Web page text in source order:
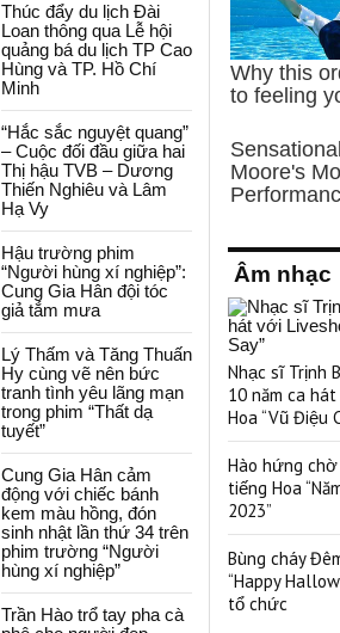
Thúc đẩy du lịch Đài
Loan thông qua Lễ hội
quảng bá du lịch TP Cao
Hùng và TP. Hồ Chí
Minh
“Hắc sắc nguyệt quang”
– Cuộc đối đầu giữa hai
Thị hậu TVB – Dương
Thiến Nghiêu và Lâm
Hạ Vy
Hậu trường phim
“Người hùng xí nghiệp”:
Cung Gia Hân đội tóc
giả tắm mưa
Lý Thấm và Tăng Thuấn
Hy cùng vẽ nên bức
tranh tình yêu lãng mạn
trong phim “Thất dạ
tuyết”
Cung Gia Hân cảm
động với chiếc bánh
kem màu hồng, đón
sinh nhật lần thứ 34 trên
phim trường “Người
hùng xí nghiệp”
Trần Hào trổ tay pha cà
Âm nhạc
Nhạc sĩ Trịnh
10 năm ca
Hoa “Vũ Điệu
Hào hứng
tiếng Hoa
2023”
Bùng cháy
“Happy
tổ chức